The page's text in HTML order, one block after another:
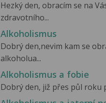
Hezký den, obracím se na
zdravotního...
Alkoholismus
Dobrý den,nevim kam se
alkoholua...
Alkoholismus a fobie
Dobrý den, již přes půl roku